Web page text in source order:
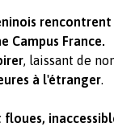
Campus France.
, laissant de
à l'étranger.